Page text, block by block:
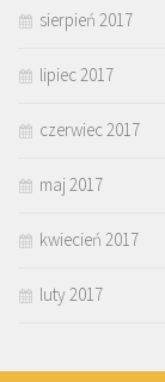
sierpień 2017
lipiec 2017
czerwiec 2017
maj 2017
kwiecień 2017
luty 2017